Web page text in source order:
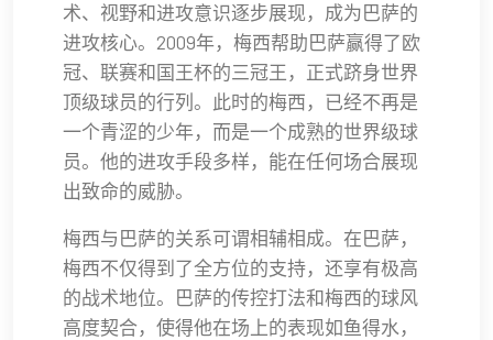
术、视野和进攻意识逐步展现，成为巴萨的
进攻核心。2009年，梅西帮助巴萨赢得了欧
冠、联赛和国王杯的三冠王，正式跻身世界
顶级球员的行列。此时的梅西，已经不再是
一个青涩的少年，而是一个成熟的世界级球
员。他的进攻手段多样，能在任何场合展现
出致命的威胁。
梅西与巴萨的关系可谓相辅相成。在巴萨，
梅西不仅得到了全方位的支持，还享有极高
的战术地位。巴萨的传控打法和梅西的球风
高度契合，使得他在场上的表现如鱼得水，